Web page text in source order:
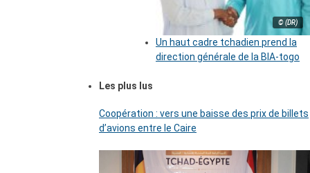
© (DR)
Un haut cadre tchadien prend la
direction générale de la BIA-togo
Les plus lus
Coopération : vers une baisse des prix de billets
d’avions entre le Caire